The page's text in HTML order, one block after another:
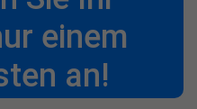
einem
an!